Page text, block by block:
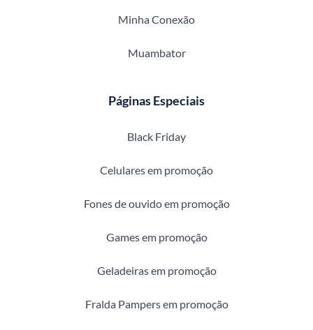
Minha Conexão
Muambator
Páginas Especiais
Black Friday
Celulares em promoção
Fones de ouvido em promoção
Games em promoção
Geladeiras em promoção
Fralda Pampers em promoção